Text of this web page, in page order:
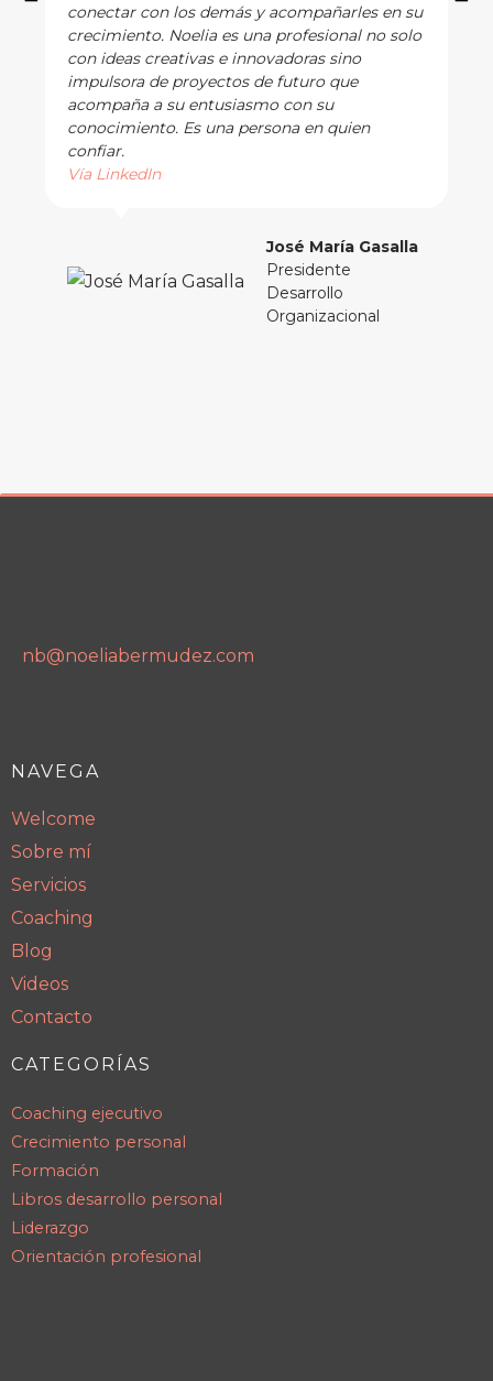
conectar con los demás y acompañarles en su
crecimiento. Noelia es una profesional no solo
con ideas creativas e innovadoras sino
impulsora de proyectos de futuro que
acompaña a su entusiasmo con su
conocimiento. Es una persona en quien
confiar.
Vía LinkedIn
José María Gasalla
Presidente
Desarrollo
Organizacional
nb@noeliabermudez.com
NAVEGA
Welcome
Sobre mí
Servicios
Coaching
Blog
Videos
Contacto
CATEGORÍAS
Coaching ejecutivo
Crecimiento personal
Formación
Libros desarrollo personal
Liderazgo
Orientación profesional